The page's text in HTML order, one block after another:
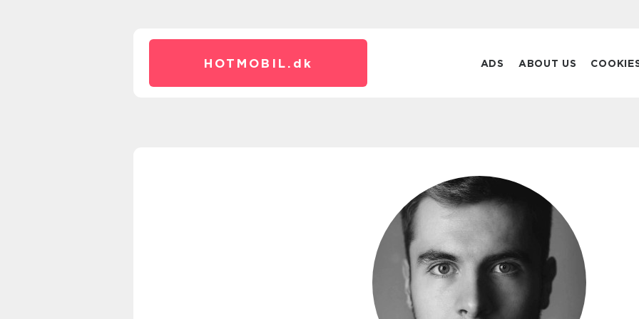
HOTMOBIL. dk ADS ABOUT US